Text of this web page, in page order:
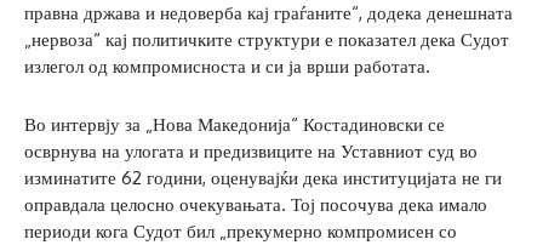
правна држава и недоверба кај граѓаните“, додека денешната
„нервоза“ кај политичките структури е показател дека Судот
излегол од компромисноста и си ја врши работата.
Во интервју за „Нова Македонија“ Костадиновски се
осврнува на улогата и предизвиците на Уставниот суд во
изминатите 62 години, оценувајќи дека институцијата не ги
оправдала целосно очекувањата. Тој посочува дека имало
периоди кога Судот бил „прекумерно компромисен со